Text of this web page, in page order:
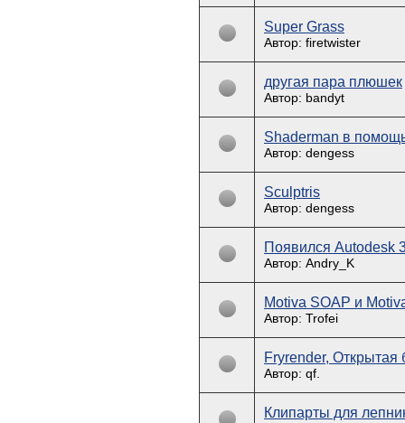
Super Grass
Автор: firetwister
другая пара плюшек
Автор: bandyt
Shaderman в
Автор: dengess
Sculptris
Автор: dengess
Появился Autodesk
Автор: Andry_K
Motiva SOAP и
Автор: Trofei
Fryrender, Открытая
Автор: qf.
Клипарты для